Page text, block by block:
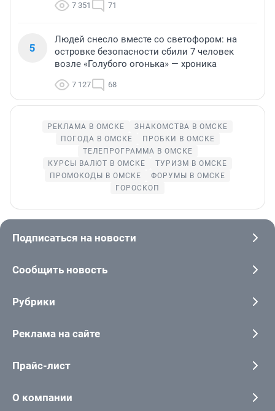
7 351 71
5
Людей снесло вместе со светофором: на
островке безопасности сбили 7 человек
возле «Голубого огонька» — хроника
7 127 68
РЕКЛАМА В ОМСКЕ
ЗНАКОМСТВА В ОМСКЕ
ПОГОДА В ОМСКЕ
ПРОБКИ В ОМСКЕ
ТЕЛЕПРОГРАММА В ОМСКЕ
КУРСЫ ВАЛЮТ В ОМСКЕ
ТУРИЗМ В ОМСКЕ
ПРОМОКОДЫ В ОМСКЕ
ФОРУМЫ В ОМСКЕ
ГОРОСКОП
Подписаться на новости
Сообщить новость
Рубрики
Реклама на сайте
Прайс-лист
О компании